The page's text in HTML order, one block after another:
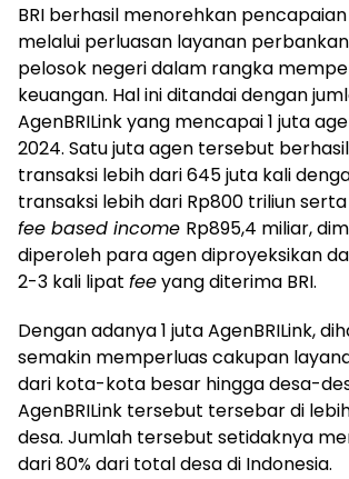
BRI berhasil menorehkan
melalui perluasan layanan
pelosok negeri dalam rangka
keuangan. Hal ini ditandai dengan
AgenBRILink yang mencapai 1 juta
2024. Satu juta agen tersebut
transaksi lebih dari 645 juta kali
transaksi lebih dari Rp800 triliun
fee based income Rp895,4 miliar,
diperoleh para agen diproyeksikan
2-3 kali lipat feeyang diterima BRI.
Dengan adanya 1 juta AgenBRILink,
semakin memperluas cakupan
dari kota-kota besar hingga desa-
AgenBRILink tersebut tersebar di
desa. Jumlah tersebut setidaknya
dari 80% dari total desa di Indonesia.